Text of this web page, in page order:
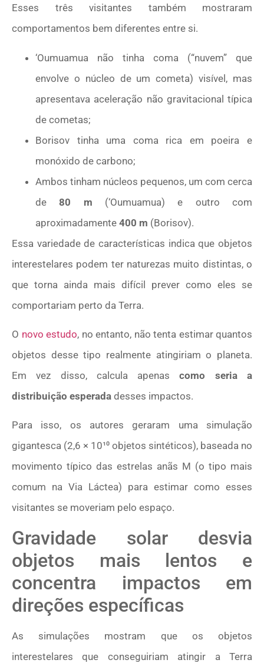
Esses três visitantes também mostraram
comportamentos bem diferentes entre si.
‘Oumuamua não tinha coma (“nuvem” que
envolve o núcleo de um cometa) visível, mas
apresentava aceleração não gravitacional típica
de cometas;
Borisov tinha uma coma rica em poeira e
monóxido de carbono;
Ambos tinham núcleos pequenos, um com cerca
de80 m (‘Oumuamua) e outro com
aproximadamente 400 m (Borisov).
Essa variedade de características indica que objetos
interestelares podem ter naturezas muito distintas, o
que torna ainda mais difícil prever como eles se
comportariam perto da Terra.
O novo estudo, no entanto, não tenta estimar quantos
objetos desse tipo realmente atingiriam o planeta.
Em vez disso, calcula apenascomo seria a
distribuição esperada desses impactos.
Para isso, os autores geraram uma simulação
gigantesca (2,6 × 10¹⁰ objetos sintéticos), baseada no
movimento típico das estrelas anãs M (o tipo mais
comum na Via Láctea) para estimar como esses
visitantes se moveriam pelo espaço.
Gravidade solar desvia
objetos mais lentos e
concentra impactos em
direções específicas
As simulações mostram que os objetos
interestelares que conseguiriam atingir a Terra